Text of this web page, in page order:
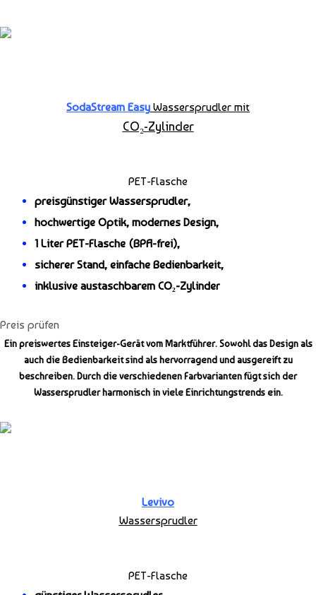
SodaStream Easy Wassersprudler mit
CO₂-Zylinder
PET-Flasche
preisgünstiger Wassersprudler,
hochwertige Optik, modernes Design,
1 Liter PET-Flasche (BPA-frei),
sicherer Stand, einfache Bedienbarkeit,
inklusive austaschbaremCO₂-Zylinder
Preis prüfen
Ein preiswertes Einsteiger-Gerät vom Marktführer. Sowohl das Design als
auch die Bedienbarkeit sind als hervorragend und ausgereift zu
beschreiben. Durch die verschiedenen Farbvarianten fügt sich der
Wassersprudler harmonisch in viele Einrichtungstrends ein.
Levivo
Wassersprudler
PET-Flasche